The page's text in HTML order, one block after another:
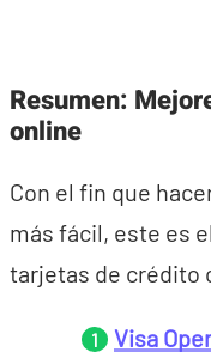
Resumen:
online
Con el fin que
más fácil, este es
tarjetas de crédito
Visa